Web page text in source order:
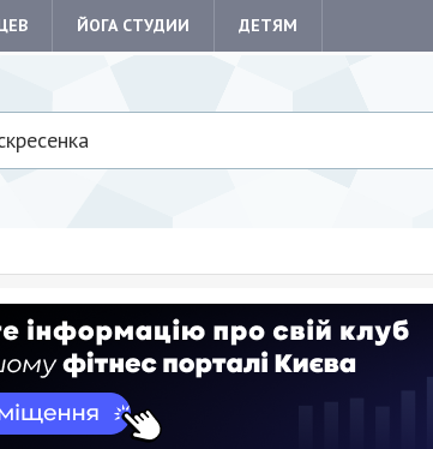
ЙОГА СТУДИИ ДЕТЯМ